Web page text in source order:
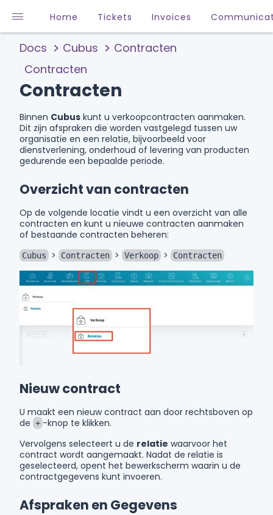
Home Tickets Invoices
Docs Cubus
Contracten
Contracten
Contracten
Binnen Cubus kunt u verkoopcontracten aanmaken.
Dit zijn afspraken die worden vastgelegd tussen uw
organisatie en een relatie, bijvoorbeeld voor
dienstverlening, onderhoud of levering van producten
gedurende een bepaalde periode.
Overzicht van contracten
Op de volgende locatie vindt u een overzicht van alle
contracten en kunt u nieuwe contracten aanmaken
of bestaande contracten beheren:
Cubus > Contracten > Verkoop > Contracten
Nieuw contract
U maakt een nieuw contract aan door rechtsboven op
de + -knop te klikken.
Vervolgens selecteert u de relatie waarvoor het
contract wordt aangemaakt. Nadat de relatie is
geselecteerd, opent het bewerkscherm waarin u de
contractgegevens kunt invoeren.
Afspraken en Gegevens